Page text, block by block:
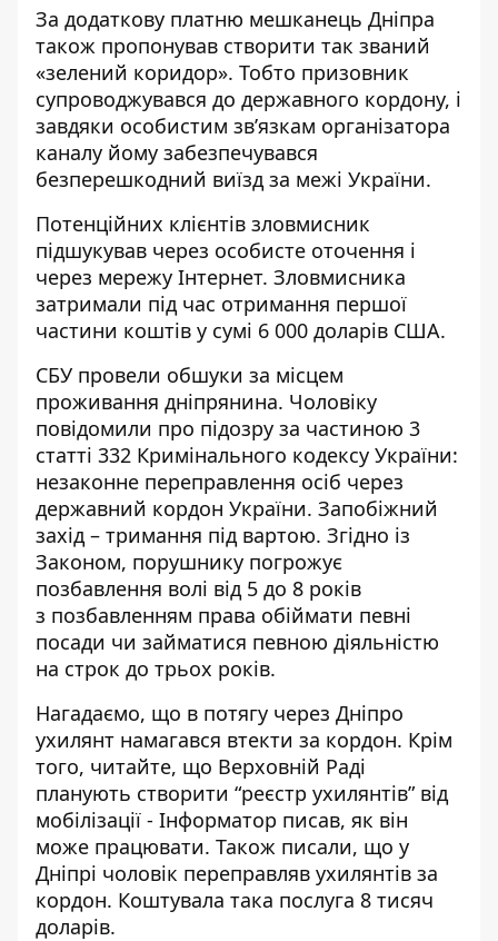
За додаткову платню мешканець Дніпра
також пропонував створити так званий
«зелений коридор». Тобто призовник
супроводжувався до державного кордону, і
завдяки особистим зв’язкам організатора
каналу йому забезпечувався
безперешкодний виїзд за межі України.
Потенційних клієнтів зловмисник
підшукував через особисте оточення і
через мережу Інтернет. Зловмисника
затримали під час отримання першої
частини коштів у сумі 6 000 доларів США.
СБУ провели обшуки за місцем
проживання дніпрянина. Чоловіку
повідомили про підозру за частиною 3
статті 332 Кримінального кодексу України:
незаконне переправлення осіб через
державний кордон України. Запобіжний
захід – тримання під вартою. Згідно із
Законом, порушнику погрожує
позбавлення волі від 5 до 8 років
з позбавленням права обіймати певні
посади чи займатися певною діяльністю
на строк до трьох років.
Нагадаємо, що в потягу через Дніпро
ухилянт намагався втекти за кордон. Крім
того, читайте, що Верховній Раді
планують створити “реєстр ухилянтів” від
мобілізації - Інформатор писав, як він
може працювати. Також писали, що у
Дніпрі чоловік переправляв ухилянтів за
кордон. Коштувала така послуга 8 тисяч
доларів.